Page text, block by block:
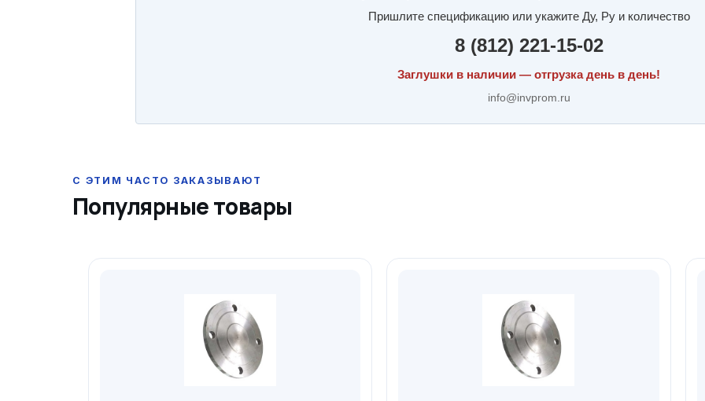
Пришлите спецификацию или укажите Ду, Ру и количество
8 (812) 221-15-02
Заглушки в наличии — отгрузка день в день!
info@invprom.ru
Популярные товары